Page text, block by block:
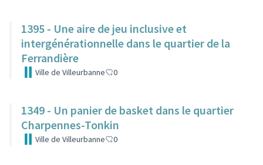
1395 - Une aire de jeu inclusive et
intergénérationnelle dans le quartier de la
Ferrandière
Ville de Villeurbanne 0
1349 - Un panier de basket dans le quartier
Charpennes-Tonkin
Ville de Villeurbanne 0